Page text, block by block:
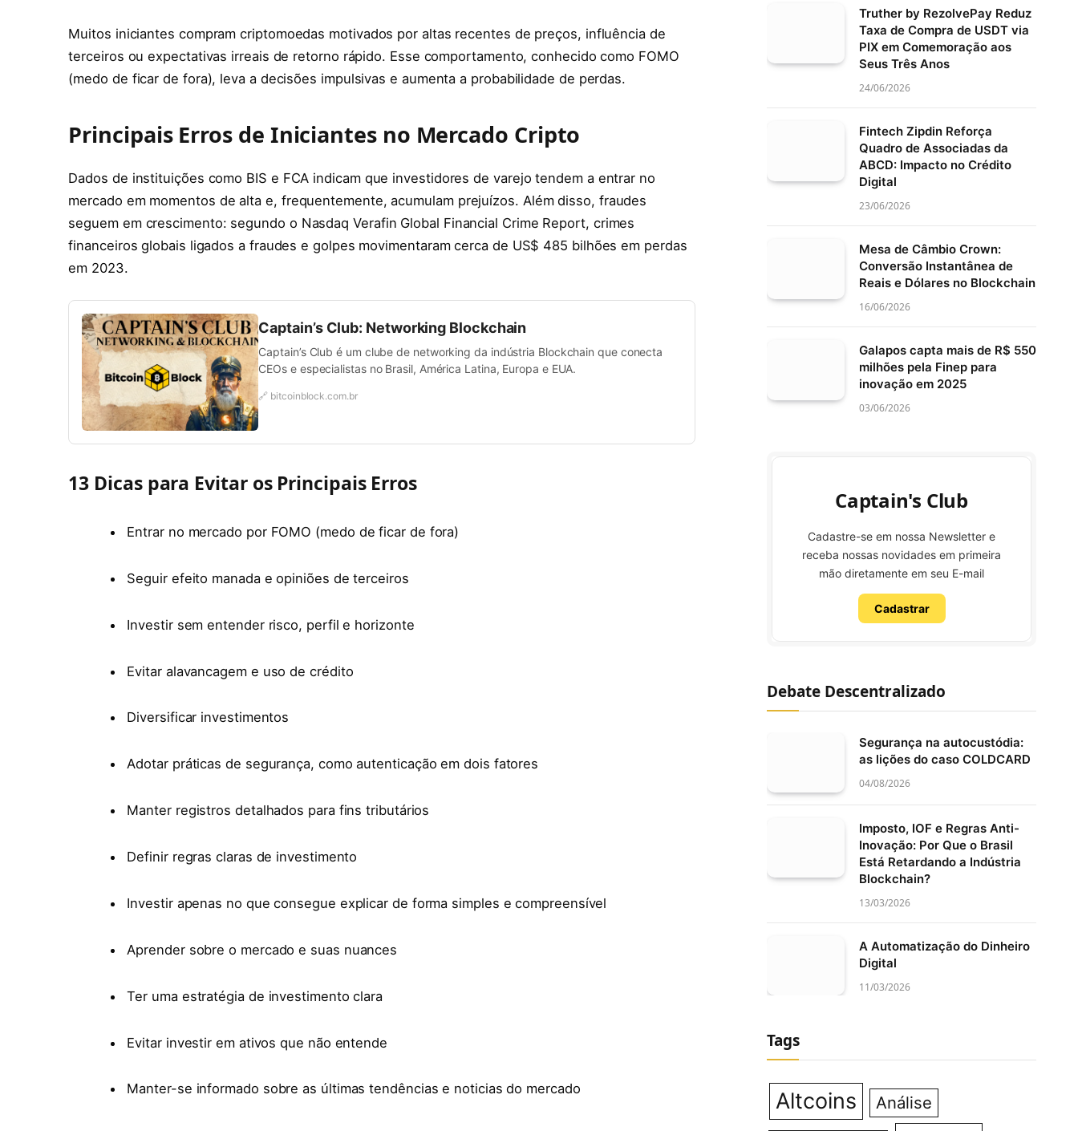
Muitos iniciantes compram criptomoedas motivados por altas recentes de preços, influência de
terceiros ou expectativas irreais de retorno rápido. Esse comportamento, conhecido como FOMO
(medo de ficar de fora), leva a decisões impulsivas e aumenta a probabilidade de perdas.
Principais Erros de Iniciantes no Mercado Cripto
Dados de instituições como BIS e FCA indicam que investidores de varejo tendem a entrar no
mercado em momentos de alta e, frequentemente, acumulam prejuízos. Além disso, fraudes
seguem em crescimento: segundo o Nasdaq Verafin Global Financial Crime Report, crimes
financeiros globais ligados a fraudes e golpes movimentaram cerca de US$ 485 bilhões em perdas
em 2023.
Captain’s Club: Networking Blockchain
Captain’s Club é um clube de networking da indústria Blockchain que conecta
CEOs e especialistas no Brasil, América Latina, Europa e EUA.
🔗 bitcoinblock.com.br
13 Dicas para Evitar os Principais Erros
Entrar no mercado por FOMO (medo de ficar de fora)
Seguir efeito manada e opiniões de terceiros
Investir sem entender risco, perfil e horizonte
Evitar alavancagem e uso de crédito
Diversificar investimentos
Adotar práticas de segurança, como autenticação em dois fatores
Manter registros detalhados para fins tributários
Definir regras claras de investimento
Investir apenas no que consegue explicar de forma simples e compreensível
Aprender sobre o mercado e suas nuances
Ter uma estratégia de investimento clara
Evitar investir em ativos que não entende
Manter-se informado sobre as últimas tendências e noticias do mercado
Truther by RezolvePay Reduz
Taxa de Compra de USDT via
PIX em Comemoração aos
Seus Três Anos
24/06/2026
Fintech Zipdin Reforça
Quadro de Associadas da
ABCD: Impacto no Crédito
Digital
23/06/2026
Mesa de Câmbio Crown:
Conversão Instantânea de
Reais e Dólares no Blockchain
16/06/2026
Galapos capta mais de R$ 550
milhões pela Finep para
inovação em 2025
03/06/2026
Captain's Club
Cadastre-se em nossa Newsletter e
receba nossas novidades em primeira
mão diretamente em seu E-mail
Cadastrar
Debate Descentralizado
Segurança na autocustódia:
as lições do caso COLDCARD
04/08/2026
Imposto, IOF e Regras Anti-
Inovação: Por Que o Brasil
Está Retardando a Indústria
Blockchain?
13/03/2026
A Automatização do Dinheiro
Digital
11/03/2026
Tags
Altcoins Análise